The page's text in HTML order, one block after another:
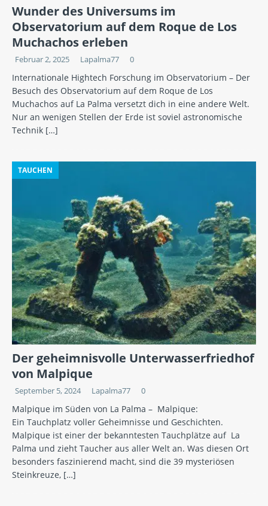
Wunder des Universums im
Observatorium auf dem Roque de Los
Muchachos erleben
Februar 2, 2025 Lapalma77 0
Internationale Hightech Forschung im Observatorium – Der
Besuch des Observatorium auf dem Roque de Los
Muchachos auf La Palma versetzt dich in eine andere Welt.
Nur an wenigen Stellen der Erde ist soviel astronomische
Technik […]
TAUCHEN
Der geheimnisvolle Unterwasserfriedhof
von Malpique
September 5, 2024 Lapalma77 0
Malpique im Süden von La Palma – Malpique:
Ein Tauchplatz voller Geheimnisse und Geschichten.
Malpique ist einer der bekanntesten Tauchplätze auf La
Palma und zieht Taucher aus aller Welt an. Was diesen Ort
besonders faszinierend macht, sind die 39 mysteriösen
Steinkreuze, […]